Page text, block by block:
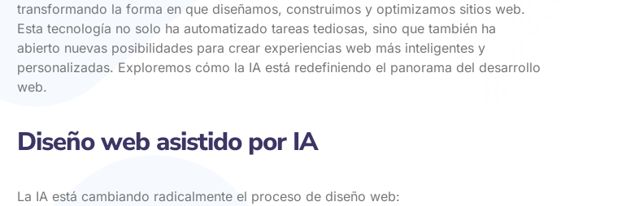
transformando la forma en que diseñamos, construimos y optimizamos sitios web.
Esta tecnología no solo ha automatizado tareas tediosas, sino que también ha
abierto nuevas posibilidades para crear experiencias web más inteligentes y
personalizadas. Exploremos cómo la IA está redefiniendo el panorama del desarrollo
web.
Diseño web asistido por IA
La IA está cambiando radicalmente el proceso de diseño web: